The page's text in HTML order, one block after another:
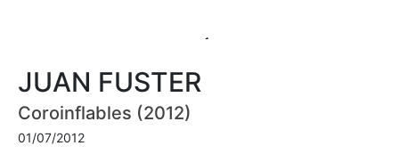
JUAN FUSTER
Coroinflables (2012)
01/07/2012